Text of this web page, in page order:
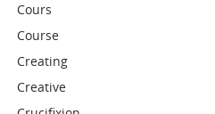
Cours
Course
Creating
Creative